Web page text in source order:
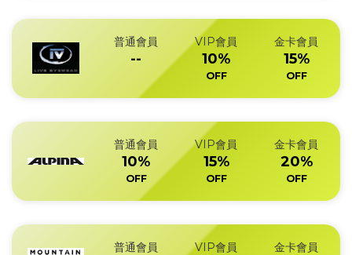
普通會員
--
VIP會員
10%
OFF
金卡會員
15%
OFF
普通會員
10%
OFF
VIP會員
15%
OFF
金卡會員
20%
OFF
普通會員 VIP會員 金卡會員